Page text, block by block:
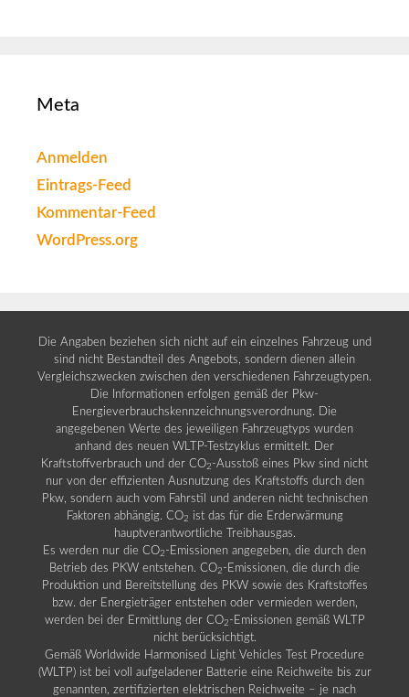
Meta
Anmelden
Eintrags-Feed
Kommentar-Feed
WordPress.org
Die Angaben beziehen sich nicht auf ein einzelnes Fahrzeug und
sind nicht Bestandteil des Angebots, sondern dienen allein
Vergleichszwecken zwischen den verschiedenen Fahrzeugtypen.
Die Informationen erfolgen gemäß der Pkw-
Energieverbrauchskennzeichnungsverordnung. Die
angegebenen Werte des jeweiligen Fahrzeugtyps wurden
anhand des neuen WLTP-Testzyklus ermittelt. Der
Kraftstoffverbrauch und der CO2 -Ausstoß eines Pkw sind nicht
nur von der effizienten Ausnutzung des Kraftstoffs durch den
Pkw, sondern auch vom Fahrstil und anderen nicht technischen
Faktoren abhängig. CO2 ist das für die Erderwärmung
hauptverantwortliche Treibhausgas.
Es werden nur die CO2 -Emissionen angegeben, die durch den
Betrieb des PKW entstehen. CO2 -Emissionen, die durch die
Produktion und Bereitstellung des PKW sowie des Kraftstoffes
bzw. der Energieträger entstehen oder vermieden werden,
werden bei der Ermittlung der CO2 -Emissionen gemäß WLTP
nicht berücksichtigt.
Gemäß Worldwide Harmonised Light Vehicles Test Procedure
(WLTP) ist bei voll aufgeladener Batterie eine Reichweite bis zur
genannten, zertifizierten elektrischen Reichweite – je nach